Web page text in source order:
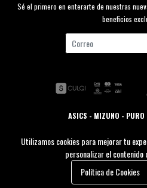
Sé el primero en enterarte de nuestras
beneficios
ASICS - MIZUNO -
0
Utilizamos cookies para mejorar tu
personalizar el contenido
Política de Cookies